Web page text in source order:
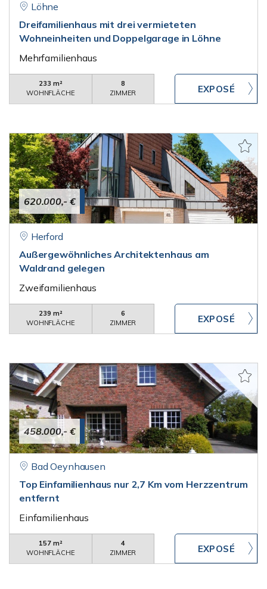
Löhne
Dreifamilienhaus mit drei vermieteten
Wohneinheiten und Doppelgarage in Löhne
Mehrfamilienhaus
233 m²
WOHNFLÄCHE
8
ZIMMER
620.000,- €
Herford
Außergewöhnliches Architektenhaus am
Waldrand gelegen
Zweifamilienhaus
239 m²
WOHNFLÄCHE
6
ZIMMER
458.000,- €
Bad Oeynhausen
Top Einfamilienhaus nur 2,7 Km vom Herzzentrum
entfernt
Einfamilienhaus
157 m²
WOHNFLÄCHE
4
ZIMMER